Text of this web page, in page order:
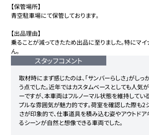
【保管場所】
青空駐車場にて保管しております。
【出品理由】
乗ることが減ってきたため出品に至りました。特にマ
ん。
スタッフコメント
取材時にまず感じたのは、「サンバーらしさ」がし
う点でした。近年ではカスタムベースとしても人気
ーですが、本車両はフルノーマル状態を維持してい
プルな雰囲気が魅力的です。荷室を確認した際も2
さが印象的で、仕事道具を積み込む姿やアウトド
るシーンが自然と想像できる車両でした。